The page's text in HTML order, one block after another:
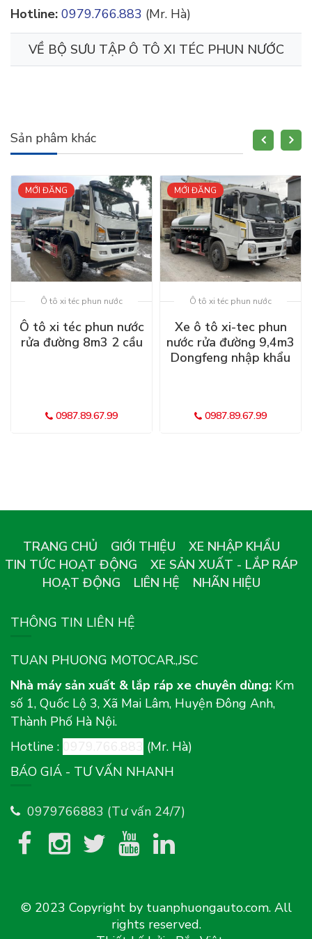
Hotline: 0979.766.883 (Mr. Hà)
VỀ BỘ SƯU TẬP Ô TÔ XI TÉC PHUN NƯỚC
Sản phâm khác
MỚI ĐĂNG
Ô tô xi téc phun nước
Ô tô xi téc phun nước
rửa đường 8m3 2 cầu
0987.89.67.99
MỚI ĐĂNG
Ô tô xi téc phun nước
Xe ô tô xi-tec phun
nước rửa đường 9,4m3
Dongfeng nhập khẩu
0987.89.67.99
TRANG CHỦ GIỚI THIỆU
XE NHẬP KHẨU
TIN TỨC HOẠT ĐỘNG
XE SẢN XUẤT - LẮP RÁP
HOẠT ĐỘNG
LIÊN HỆ NHÃN HIỆU
THÔNG TIN LIÊN HỆ
TUAN PHUONG MOTOCAR.,JSC
Nhà máy sản xuất & lắp ráp xe chuyên dùng: Km
số 1, Quốc Lộ 3, Xã Mai Lâm, Huyện Đông Anh,
Thành Phố Hà Nội.
Hotline :
(Mr. Hà)
BÁO GIÁ - TƯ VẤN NHANH
0979766883 (Tư vấn 24/7)
© 2023 Copyright by tuanphuongauto.com. All
rights reserved.